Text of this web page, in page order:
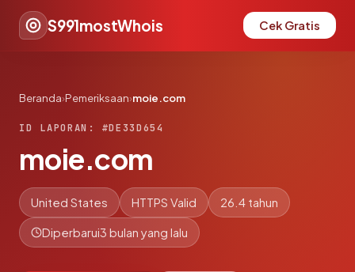
S991mostWhois Cek Gratis
Beranda›Pemeriksaan›moie.com
ID LAPORAN: #DE33D654
moie.com
United States HTTPS Valid 26.4 tahun
Diperbarui3 bulan yang lalu